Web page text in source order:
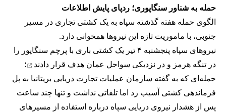
حمله به شناور سنگاپوری؛ ردپای پایش اطلاعات
الگوی حمله هفته گذشته سپاه به یک کشتی تجاری در مسیر
جنوبی، با ماموریت تازه این نیروها همخوانی دارد.
نیروهای سپاه پنجشنبه ۴ تیر یک کشتی باری با پرچم سنگاپور را
در تنگه هرمز و در نزدیکی سواحل عمان هدف قرار دادند
؛
حمله‌ای که به گفته سازمان عملیات تجارت دریایی بریتانیا به پل
فرماندهی کشتی آسیب زد اما تلفاتی نداشت و تنها چند ساعت
پس از هشدار نیروی دریایی سپاه درباره استفاده از مسیرهای